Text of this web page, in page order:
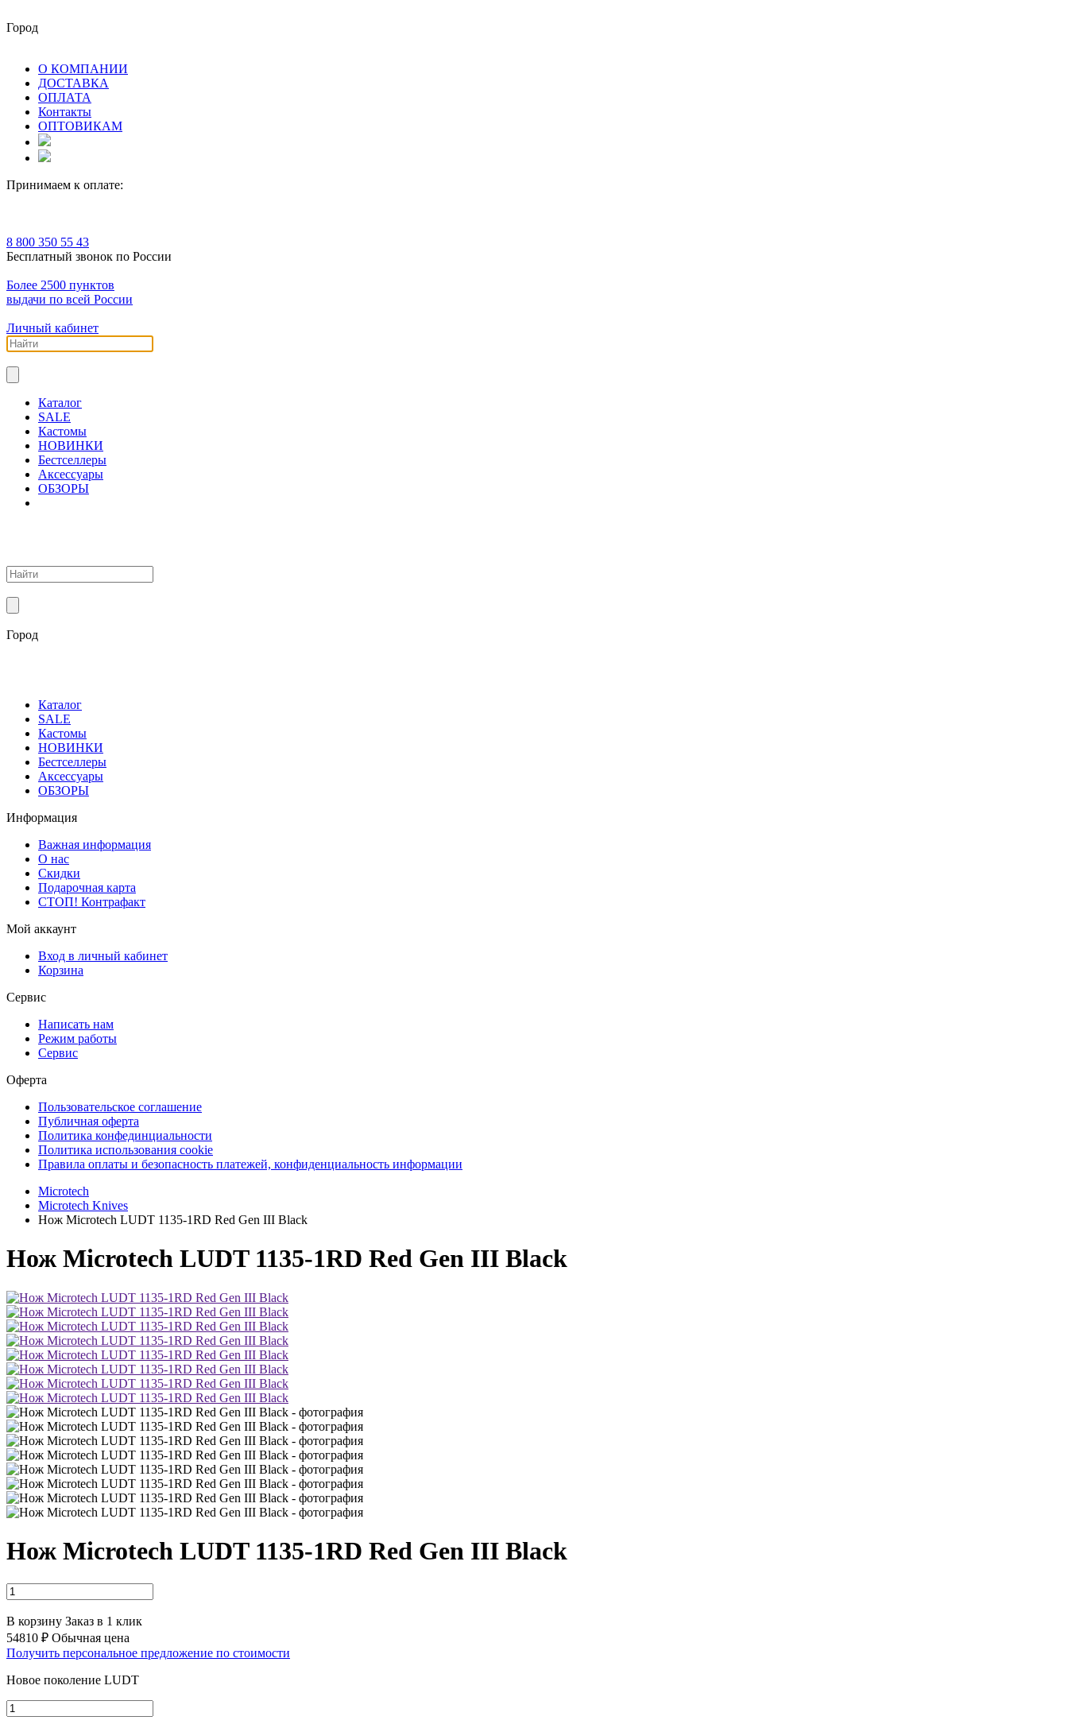
Город
О КОМПАНИИ
ДОСТАВКА
ОПЛАТА
Контакты
ОПТОВИКАМ
Принимаем к оплате:
8 800 350 55 43
Бесплатный звонок по России
Более 2500 пунктов
выдачи по всей России
Личный кабинет
Каталог
SALE
Кастомы
НОВИНКИ
Бестселлеры
Аксессуары
ОБЗОРЫ
Город
Каталог
SALE
Кастомы
НОВИНКИ
Бестселлеры
Аксессуары
ОБЗОРЫ
Информация
Важная информация
О нас
Скидки
Подарочная карта
СТОП! Контрафакт
Мой аккаунт
Вход в личный кабинет
Корзина
Сервис
Написать нам
Режим работы
Сервис
Оферта
Пользовательское соглашение
Публичная оферта
Политика конфединциальности
Политика использования cookie
Правила оплаты и безопасность платежей, конфиденциальность информации
Microtech
Microtech Knives
Нож Microtech LUDT 1135-1RD Red Gen III Black
Нож Microtech LUDT 1135-1RD Red Gen III Black
Нож Microtech LUDT 1135-1RD Red Gen III Black
В корзину Заказ в 1 клик
54810 ₽ Обычная цена
Получить персональное предложение по стоимости
Новое поколение LUDT